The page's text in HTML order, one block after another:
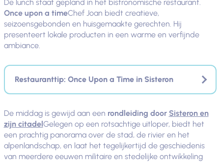
De lunch staat gepland in het bistronomische restaurant.
Once upon a timeChef Joan biedt creatieve,
seizoensgebonden en huisgemaakte gerechten. Hij
presenteert lokale producten in een warme en verfijnde
ambiance.
Restauranttip: Once Upon a Time in Sisteron
De middag is gewijd aan een rondleiding door Sisteron en
zijn citadelGelegen op een rotsachtige uitloper, biedt het
een prachtig panorama over de stad, de rivier en het
alpenlandschap, en laat het tegelijkertijd de geschiedenis
van meerdere eeuwen militaire en stedelijke ontwikkeling